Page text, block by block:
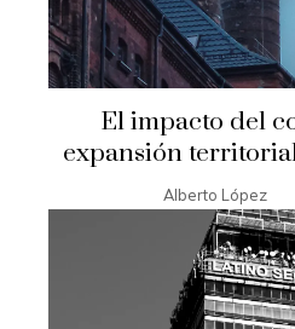
El impacto del
expansión
Alberto López